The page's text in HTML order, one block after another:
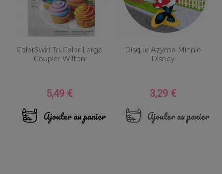
ColorSwirl Tri-Color Large
Coupler Wilton
Prix
5,49 €
Ajouter au panier
Disque Azyme Minnie
Disney
Prix
3,29 €
Ajouter au panier